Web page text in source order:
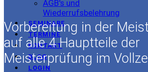
AGB's und
Wiederrufsbelehrung
SEMINARE
TERMINE
KONTAKT
BLOG
LOGIN
Vorbereitung in der
auf alle 4 Hauptteile der
Meisterprüfung im